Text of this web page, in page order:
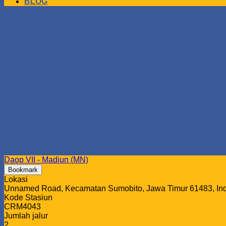
Daop VII - Madiun (MN)
Bookmark
Lokasi
Unnamed Road, Kecamatan Sumobito, Jawa Timur 61483,
Kode Stasiun
CRM4043
Jumlah jalur